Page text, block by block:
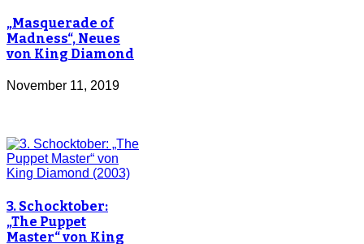
„Masquerade of
Madness“, Neues
von King Diamond
November 11, 2019
3. Schocktober:
„The Puppet
Master“ von King